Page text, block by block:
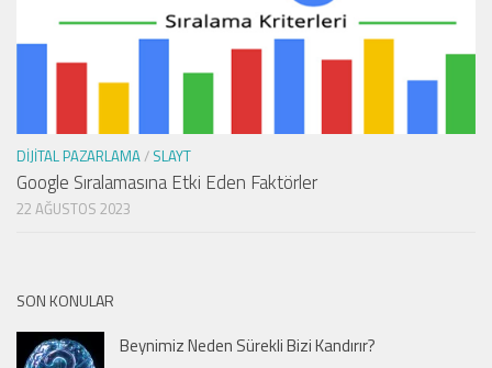
DIJITAL PAZARLAMA/ SLAYT
Google Sıralamasına Etki Eden Faktörler
22 AĞUSTOS 2023
SON KONULAR
Beynimiz Neden Sürekli Bizi Kandırır?